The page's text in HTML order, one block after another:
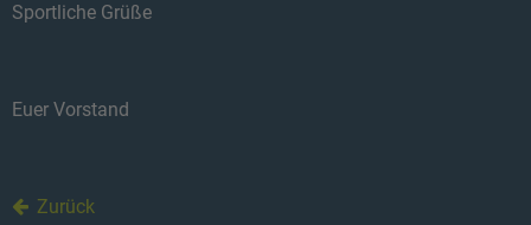
Sportliche Grüße
Euer Vorstand
Zurück